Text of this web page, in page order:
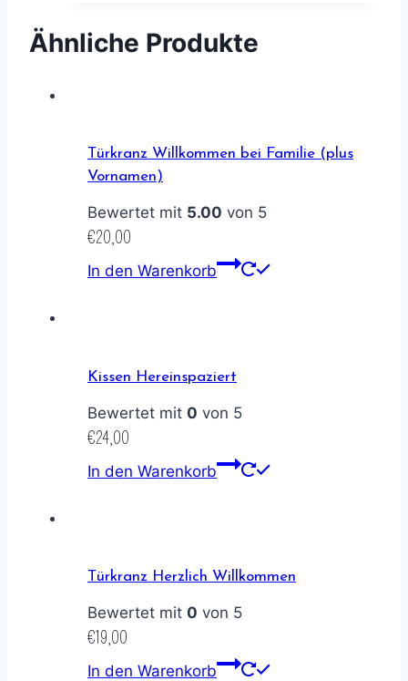
Ähnliche Produkte
Türkranz Willkommen bei Familie (plus
Vornamen)
Bewertet mit 5.00 von 5
€20,00
In den Warenkorb
Kissen Hereinspaziert
Bewertet mit 0 von 5
€24,00
In den Warenkorb
Türkranz Herzlich Willkommen
Bewertet mit 0 von 5
€19,00
In den Warenkorb